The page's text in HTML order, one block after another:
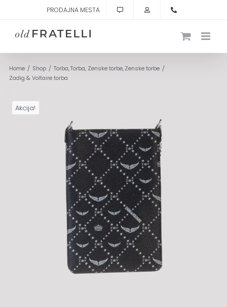
content
PRODAJNA MESTA
Home Shop Torba Torba Zenske torbe Zenske torbe
Zadig & Voltaire torba
Akcija!